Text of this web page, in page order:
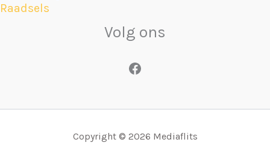
Raadsels
Volg ons
Facebook
Copyright © 2026 Mediaflits